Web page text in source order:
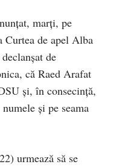
marți, pe
Curtea de apel Alba
de
că Raed Arafat
și, în consecință,
și pe seama
urmează să se